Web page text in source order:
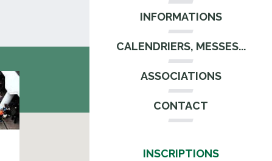
INFORMATIONS
CALENDRIERS, MESSES...
ASSOCIATIONS
CONTACT
INSCRIPTIONS